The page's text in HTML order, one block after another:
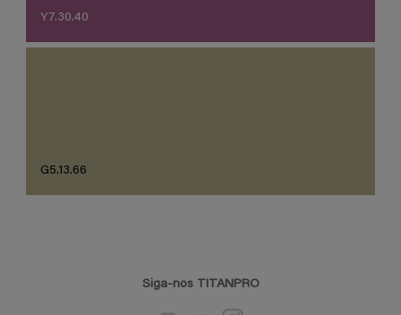
Y7.30.40
G5.13.66
Siga-nos TITANPRO